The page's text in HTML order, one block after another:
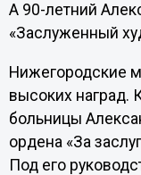
А 90-летний
«Заслуженный
Нижегородские
высоких наград.
больницы
ордена «За
Под его